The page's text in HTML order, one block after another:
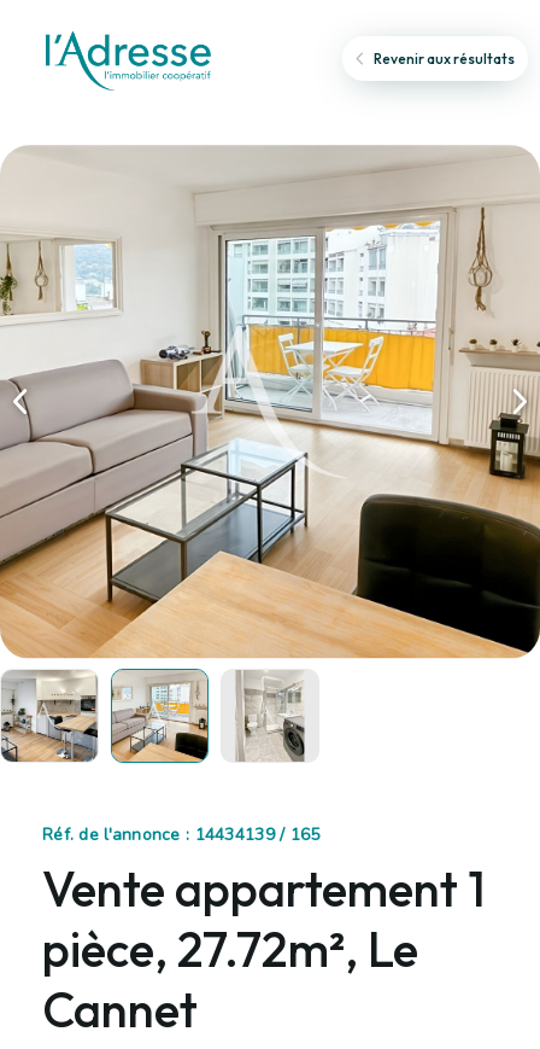
Revenir aux résultats
Réf. de l'annonce : 14434139 / 165
Vente appartement 1
pièce, 27.72m², Le
Cannet